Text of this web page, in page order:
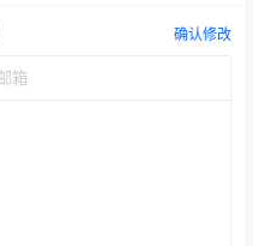
确认修改